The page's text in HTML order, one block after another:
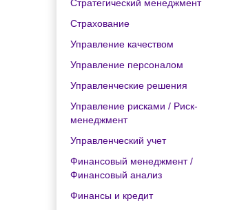
Стратегический менеджмент
Страхование
Управление качеством
Управление персоналом
Управленческие решения
Управление рисками / Риск-
менеджмент
Управленческий учет
Финансовый менеджмент /
Финансовый анализ
Финансы и кредит